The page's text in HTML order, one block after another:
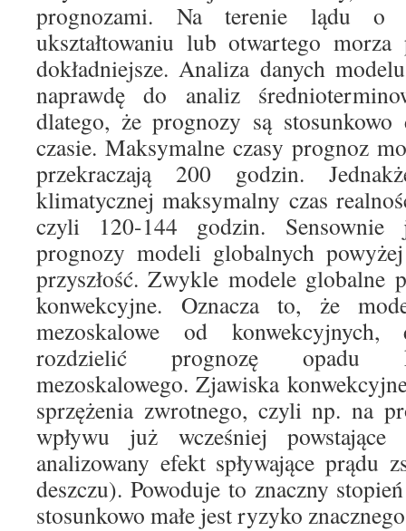
prognozami. Na terenie lądu o
ukształtowaniu lub otwartego
dokładniejsze. Analiza danych
naprawdę do analiz
dlatego, że prognozy są
czasie. Maksymalne czasy prognoz
przekraczają 200 godzin.
klimatycznej maksymalny czas
czyli 120-144 godzin. Sensownie
prognozy modeli globalnych
przyszłość. Zwykle modele globalne
konwekcyjne. Oznacza to, że
mezoskalowe od
rozdzielić prognozę opadu
mezoskalowego. Zjawiska
sprzężenia zwrotnego, czyli np. na
wpływu już wcześniej
analizowany efekt spływające prądu
deszczu). Powoduje to znaczny
stosunkowo małe jest ryzyko